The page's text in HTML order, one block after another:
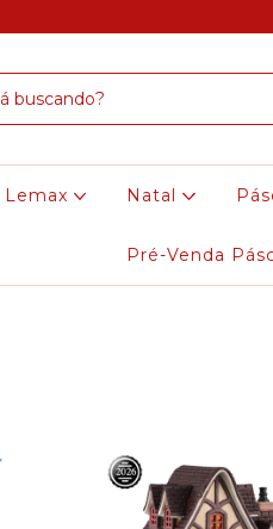
Lemax Natal
Pré-Venda